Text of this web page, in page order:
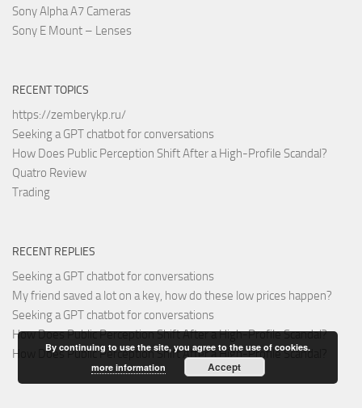
Sony Alpha A7 Cameras
Sony E Mount – Lenses
RECENT TOPICS
https://zemberykp.ru/
Seeking a GPT chatbot for conversations
How Does Public Perception Shift After a High-Profile Scandal?
Quatro Review
Trading
RECENT REPLIES
Seeking a GPT chatbot for conversations
My friend saved a lot on a key, how do these low prices happen?
Seeking a GPT chatbot for conversations
How Does Public Perception Shift After a High-Profile Scandal?
How Does Public Perception Shift After a High-Profile Scandal?
By continuing to use the site, you agree to the use of cookies.
more information
Accept